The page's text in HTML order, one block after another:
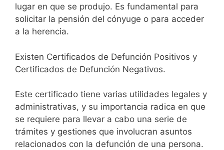
lugar en que se produjo. Es fundamental para
solicitar la pensión del cónyuge o para acceder
a la herencia.
Existen Certificados de Defunción Positivos y
Certificados de Defunción Negativos.
Este certificado tiene varias utilidades legales y
administrativas, y su importancia radica en que
se requiere para llevar a cabo una serie de
trámites y gestiones que involucran asuntos
relacionados con la defunción de una persona.